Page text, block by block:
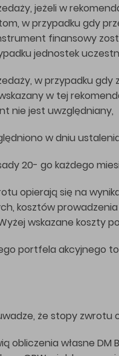
jeżeli w
w przypadku gdy
finansowy
jednostek
w przypadku
w tej
nie jest uwzględniany,
w dniu
20- go każdego
opierają się na
kosztów
wskazane koszty
portfela akcyjnego
że stopy zwrotu
własne DM